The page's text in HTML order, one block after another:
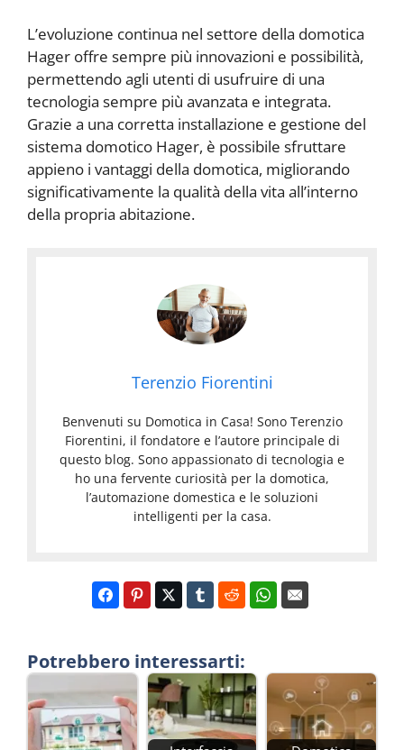
L’evoluzione continua nel settore della domotica
Hager offre sempre più innovazioni e possibilità,
permettendo agli utenti di usufruire di una
tecnologia sempre più avanzata e integrata.
Grazie a una corretta installazione e gestione del
sistema domotico Hager, è possibile sfruttare
appieno i vantaggi della domotica, migliorando
significativamente la qualità della vita all’interno
della propria abitazione.
Terenzio Fiorentini
Benvenuti su Domotica in Casa! Sono Terenzio
Fiorentini, il fondatore e l’autore principale di
questo blog. Sono appassionato di tecnologia e
ho una fervente curiosità per la domotica,
l’automazione domestica e le soluzioni
intelligenti per la casa.
Potrebbero interessarti: